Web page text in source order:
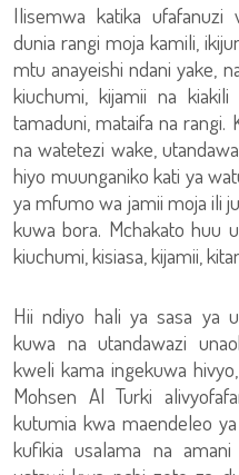
Ilisemwa katika ufafanuzi
dunia rangi moja kamili,
mtu anayeishi ndani yake,
kiuchumi, kijamii na
tamaduni, mataifa na rangi.
na watetezi wake,
hiyo muunganiko kati ya
ya mfumo wa jamii moja ili
kuwa bora. Mchakato huu
kiuchumi, kisiasa, kijamii,
Hii ndiyo hali ya sasa ya
kuwa na utandawazi
kweli kama ingekuwa
Mohsen Al Turki
kutumia kwa maendeleo
kufikia usalama na